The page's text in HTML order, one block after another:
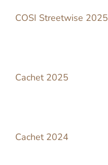
COSI Streetwise 2025
Cachet 2025
Cachet 2024